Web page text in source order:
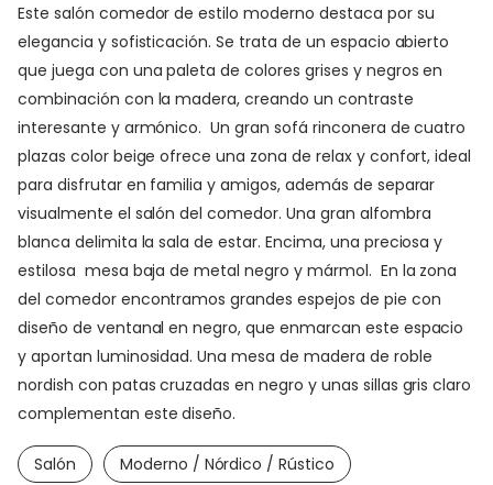
Este salón comedor de estilo moderno destaca por su
elegancia y sofisticación. Se trata de un espacio abierto
que juega con una paleta de colores grises y negros en
combinación con la madera, creando un contraste
interesante y armónico. Un gran sofá rinconera de cuatro
plazas color beige ofrece una zona de relax y confort, ideal
para disfrutar en familia y amigos, además de separar
visualmente el salón del comedor. Una gran alfombra
blanca delimita la sala de estar. Encima, una preciosa y
estilosa mesa baja de metal negro y mármol. En la zona
del comedor encontramos grandes espejos de pie con
diseño de ventanal en negro, que enmarcan este espacio
y aportan luminosidad. Una mesa de madera de roble
nordish con patas cruzadas en negro y unas sillas gris claro
complementan este diseño.
Salón Moderno / Nórdico / Rústico